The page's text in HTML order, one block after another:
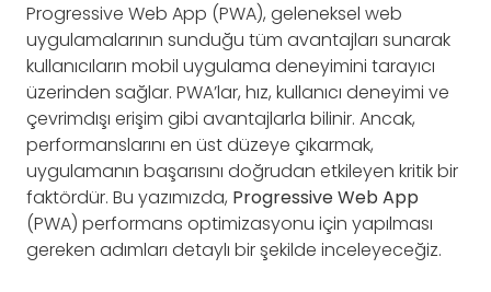
Progressive Web App (PWA), geleneksel web
uygulamalarının sunduğu tüm avantajları sunarak
kullanıcıların mobil uygulama deneyimini tarayıcı
üzerinden sağlar. PWA’lar, hız, kullanıcı deneyimi ve
çevrimdışı erişim gibi avantajlarla bilinir. Ancak,
performanslarını en üst düzeye çıkarmak,
uygulamanın başarısını doğrudan etkileyen kritik bir
faktördür. Bu yazımızda, Progressive Web App
(PWA) performans optimizasyonu için yapılması
gereken adımları detaylı bir şekilde inceleyeceğiz.